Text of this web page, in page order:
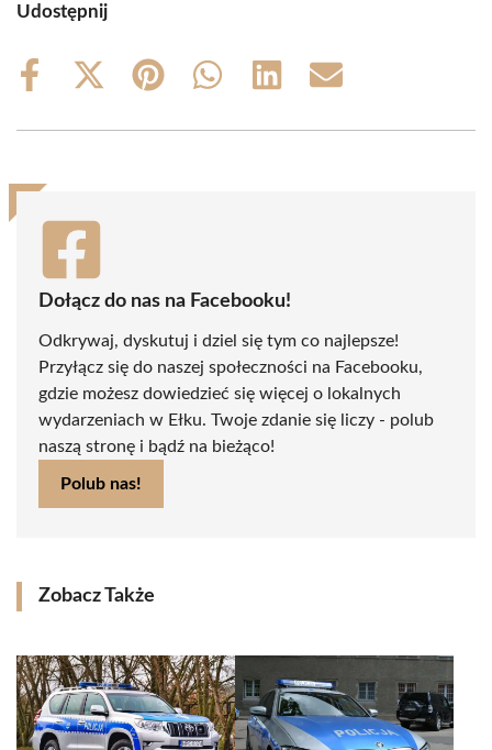
Udostępnij
Share
Share
(Twitter)
Share
Share
Share
Share
Dołącz do nas na Facebooku!
Odkrywaj, dyskutuj i dziel się tym co najlepsze!
Przyłącz się do naszej społeczności na Facebooku,
gdzie możesz dowiedzieć się więcej o lokalnych
wydarzeniach w Ełku. Twoje zdanie się liczy - polub
naszą stronę i bądź na bieżąco!
Polub nas!
Zobacz Także